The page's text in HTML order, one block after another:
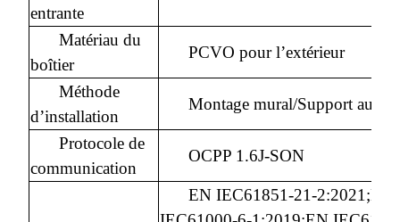
entrante
Matériau du
boîtier
PCVO pour l’extérieur
Méthode
d’installation
Montage mural/Support au sol
Protocole de
communication
OCPP 1.6J-SON
EN IEC61851-21-2:2021;EN